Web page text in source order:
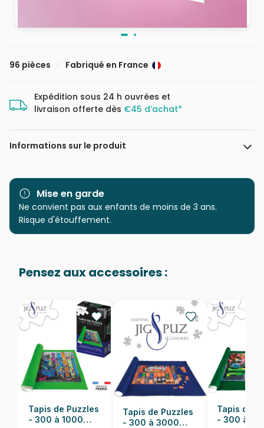
96 pièces Fabriqué en France
Expédition sous 24 h ouvrées et
livraison offerte dès €45 d’achat*
Informations sur le produit
Marque La Loutre
Catégorie Puzzles - Villes et Villages
Age
Fabriqué en France
Nombre de pièces 96 pièces
Dimensions 20 x 15 cm
Mise en garde
Ne convient pas aux enfants de moins de 3 ans.
Risque d'étouffement.
Pensez aux accessoires :
Tapis de Puzzles
- 300 à 1000
Tapis de Puzzles
- 300 à 3000
Tapis de
- 300 à